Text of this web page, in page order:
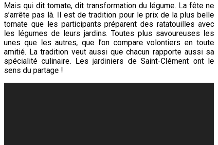
Mais qui dit tomate, dit transformation du légume. La fête ne
s’arrête pas là. Il est de tradition pour le prix de la plus belle
tomate que les participants préparent des ratatouilles avec
les légumes de leurs jardins. Toutes plus savoureuses les
unes que les autres, que l’on compare volontiers en toute
amitié. La tradition veut aussi que chacun rapporte aussi sa
spécialité culinaire. Les jardiniers de Saint-Clément ont le
sens du partage !